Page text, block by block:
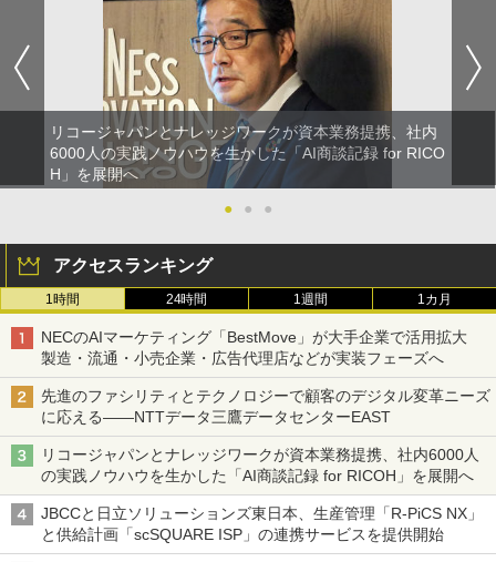
リコージャパンとナレッジワークが資本業務提携、社内
6000人の実践ノウハウを生かした「AI商談記録 for RICO
H」を展開へ
●
● ●
アクセスランキング
1時間 24時間 1週間 1カ月
NECのAIマーケティング「BestMove」が大手企業で活用拡大
製造・流通・小売企業・広告代理店などが実装フェーズへ
先進のファシリティとテクノロジーで顧客のデジタル変革ニーズ
に応える――NTTデータ三鷹データセンターEAST
リコージャパンとナレッジワークが資本業務提携、社内6000人
の実践ノウハウを生かした「AI商談記録 for RICOH」を展開へ
JBCCと日立ソリューションズ東日本、生産管理「R-PiCS NX」
と供給計画「scSQUARE ISP」の連携サービスを提供開始